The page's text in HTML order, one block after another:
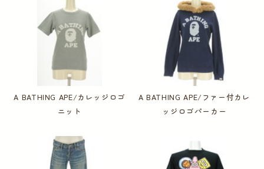
A BATHING APE/カレッジロゴ
ニット
A BATHING APE/ファー付カレ
ッジロゴパーカー